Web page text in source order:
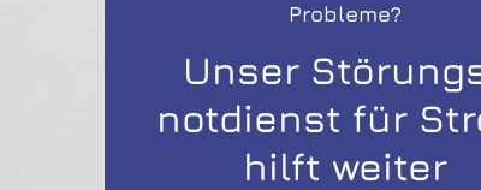
Probleme?
Unser
notdienst für
hilft weiter